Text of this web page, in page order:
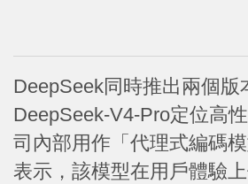
DeepSeek同時推出兩個版
DeepSeek-V4-Pro定位高
司內部用作「代理式編碼
表示，該模型在用戶體驗